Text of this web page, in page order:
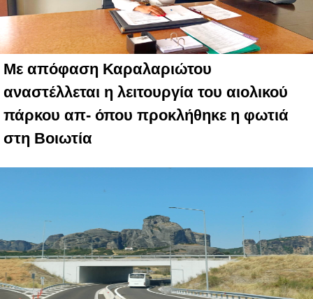
Με απόφαση Καραλαριώτου
αναστέλλεται η λειτουργία του αιολικού
πάρκου απ- όπου προκλήθηκε η φωτιά
στη Βοιωτία